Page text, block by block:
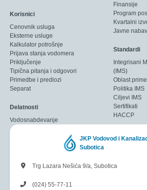
Korisnici
Cenovnik usluga
Eksterne usluge
Kalkulator potrošnje
Prijava stanja vodomera
Priključenje
Tipična pitanja i odgovori
Primedbe i predlozi
Separat
Delatnosti
Vodosnabdevanje
Finansije
Program
Kvartalni
Javne
Standardi
Integrisani
(IMS)
Oblast
Politika IMS
Ciljevi IMS
Sertifikati
HACCP
JKP Vodovod i
Subotica
Trg Lazara Nešića 9/a, Subotica
(024) 55-77-11